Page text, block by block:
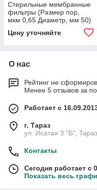
Стерильные мембранные
фильтры (Размер пор,
мкм 0,65 Диаметр, мм 50)
Цену уточняйте
О нас
Рейтинг не
Менее 5 отзывов за
Работает с
г. Тараз
ул. Исатая 3 "Б",
Контакты
Сегодня работает с
Показать весь